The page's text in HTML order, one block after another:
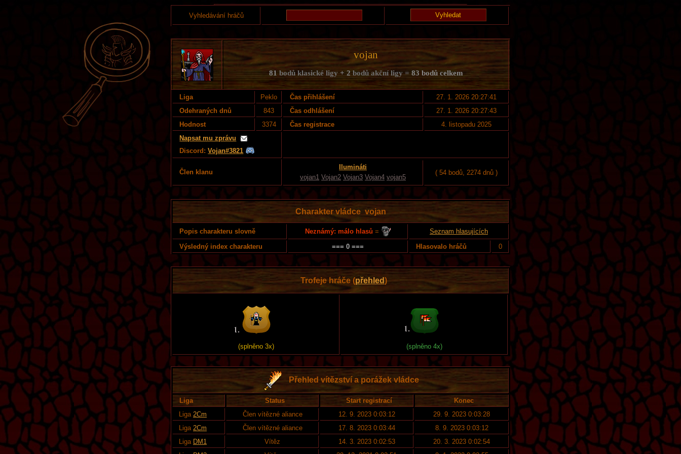
Vyhledávání hráčů
vojan
81 bodů klasické ligy + 2bodů akční ligy = 83 bodů celkem
Liga Peklo Čas přihlášení
27. 1. 2026 20:27:41
Odehraných dnů
843 Čas odhlášení
27. 1. 2026 20:27:43
Hodnost
3374 Čas registrace
4. listopadu 2025
Napsat mu zprávu
Discord:Vojan#3821
Člen klanu
Ilumináti
vojan1 Vojan2 Vojan3 Vojan4 vojan5
( 54 bodů, 2274 dnů )
Charakter vládce vojan
Popis charakteru slovně Neznámý: málo hlasů =
Seznam hlasujících
Výsledný index charakteru
=== 0 === Hlasovalo hráčů 0
Trofeje hráče (přehled)
(splněno 3x) (splněno 4x)
Přehled vítězství a porážek vládce
Liga Status Start registrací
Konec
Liga 2Cm Člen vítězné aliance 12. 9. 2023 0:03:12
29. 9. 2023 0:03:28
Liga 2Cm Člen vítězné aliance 17. 8. 2023 0:03:44
8. 9. 2023 0:03:12
Liga DM1 Vítěz 14. 3. 2023 0:02:53
20. 3. 2023 0:02:54